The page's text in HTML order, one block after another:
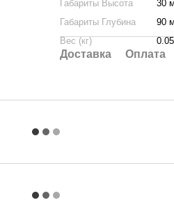
Габариты Высота
30
Габариты Глубина
90
Вес (кг)
0.05
Доставка Оплата